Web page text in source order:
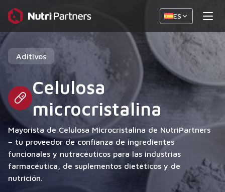
ES
Aditivos
Celulosa
microcristalina
Mayorista de Celulosa Microcristalina de NutriPartners
– tu proveedor de confianza de ingredientes
funcionales y nutracéuticos para las industrias
farmacéutica, de suplementos dietéticos y de
nutrición.